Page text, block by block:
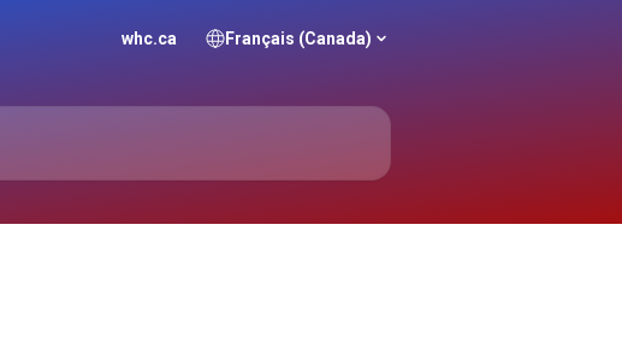
whc.ca Français (Canada)